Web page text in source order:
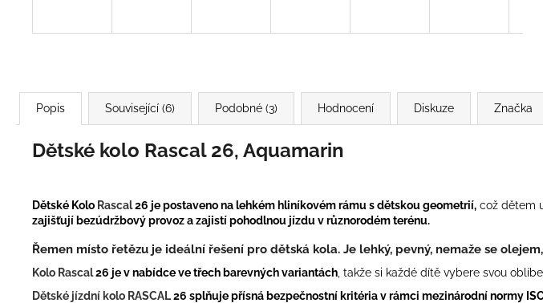
Popis Související (6) Podobné (3) Hodnocení Diskuze Značka
Dětské kolo Rascal 26, Aquamarin
Dětské Kolo Rascal26 je postaveno na lehkém hliníkovém rámu s dětskou geometrií, což dětem
zajišťují bezúdržbový provoz a zajistí pohodlnou jízdu v různorodém terénu.
Řemen místo řetězu je ideální řešení pro dětská kola. Je lehký, pevný, nemaže se
Kolo Rascal26 je v nabídce ve třech barevných variantách , takže si každé dítě vybere svou
Dětské jízdní kolo RASCAL26 splňuje přísná bezpečnostní kritéria v rámci mezinárodní normy